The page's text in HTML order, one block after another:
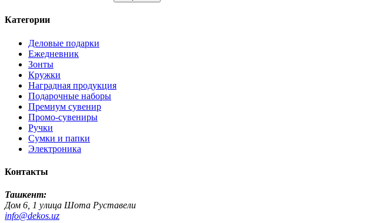
Категории
Деловые подарки
Ежедневник
Зонты
Кружки
Наградная продукция
Подарочные наборы
Премиум сувенир
Промо-сувениры
Ручки
Сумки и папки
Электроника
Контакты
Ташкент:
Дом 6, 1 улица Шота Руставели
info@dekos.uz